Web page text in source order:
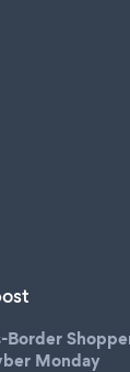
Monday